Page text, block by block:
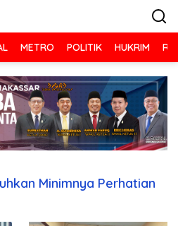
METRO POLITIK HUKRIM
Minimnya Perhatian